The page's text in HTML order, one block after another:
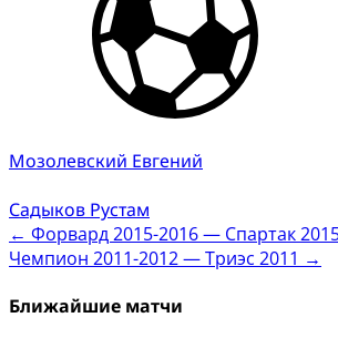
Мозолевский Евгений
Садыков Рустам
Post
navigation
← Форвард 2015-2016 — Спартак
Чемпион 2011-2012 — Триэс 2011 →
Ближайшие матчи